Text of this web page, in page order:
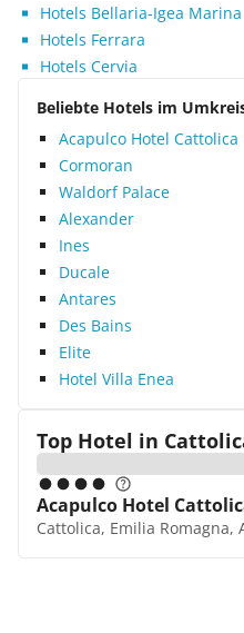
Hotels Bellaria-Igea Marina
Hotels Ferrara
Hotels Cervia
Beliebte Hotels im
Acapulco Hotel Cattolica
Cormoran
Waldorf Palace
Alexander
Ines
Ducale
Antares
Des Bains
Elite
Hotel Villa Enea
Top Hotel in
Acapulco Hotel
Cattolica, Emilia Romagna,